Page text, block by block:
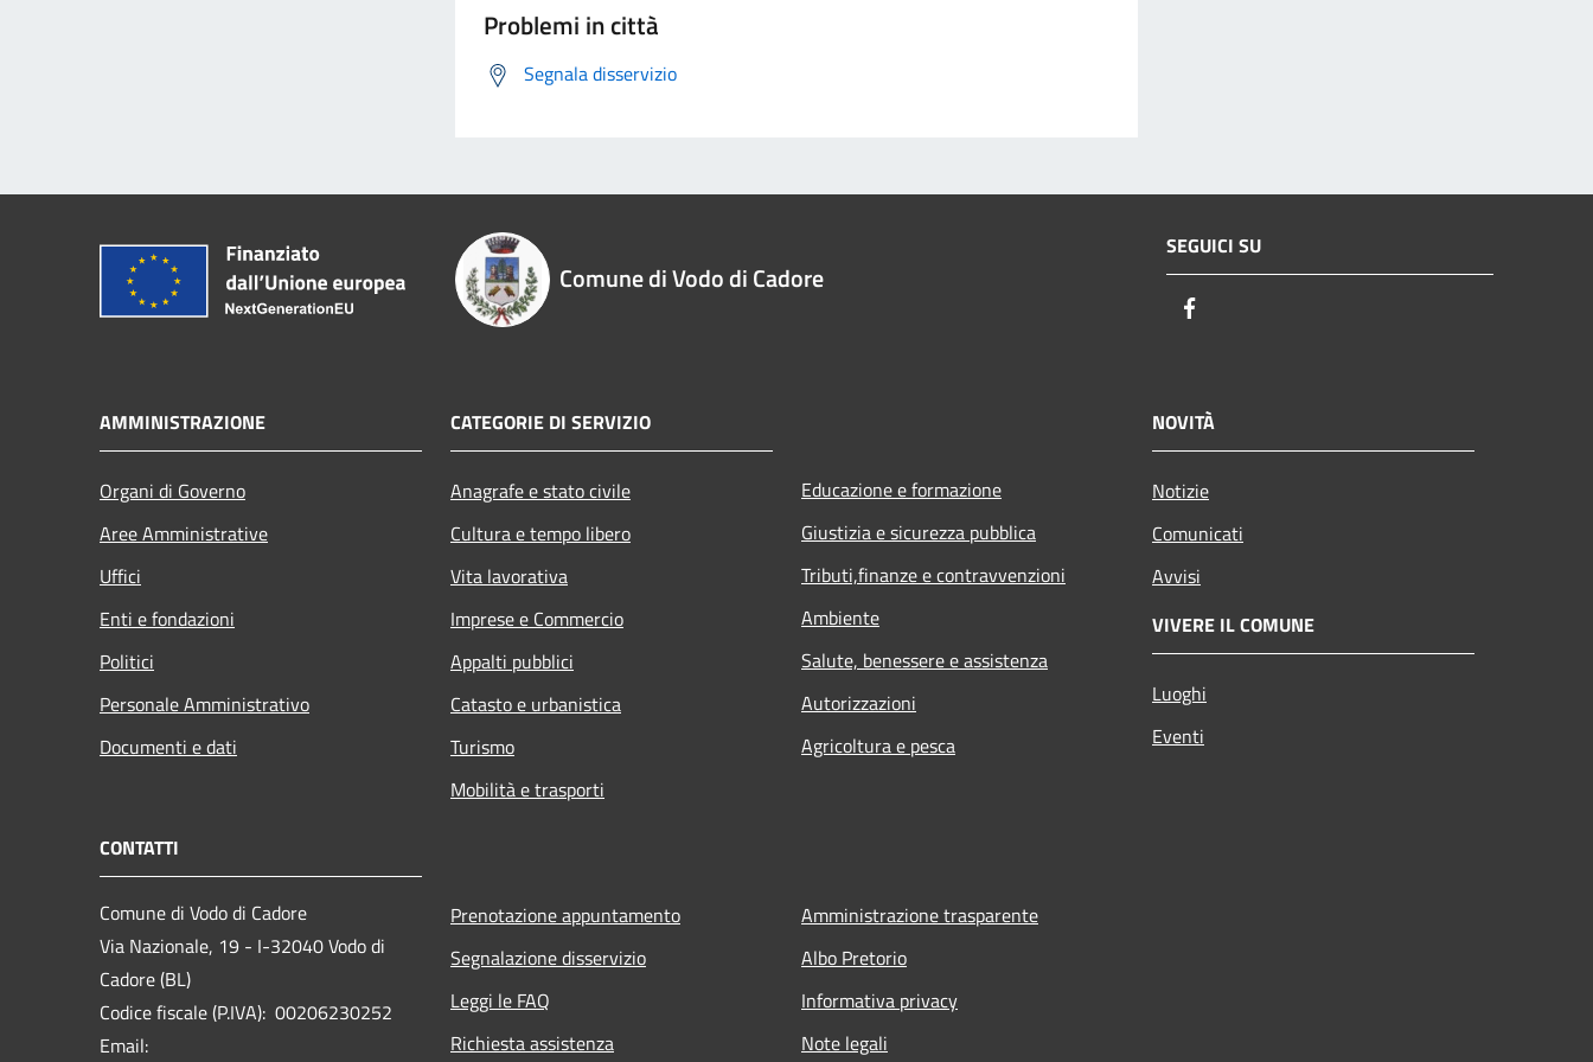
Problemi in città
Segnala disservizio
Comune di Vodo di Cadore
SEGUICI SU
AMMINISTRAZIONE
Organi di Governo
Aree Amministrative
Uffici
Enti e fondazioni
Politici
Personale Amministrativo
Documenti e dati
CATEGORIE DI SERVIZIO
Anagrafe e stato civile
Cultura e tempo libero
Vita lavorativa
Imprese e Commercio
Appalti pubblici
Catasto e urbanistica
Turismo
Mobilità e trasporti
Educazione e formazione
Giustizia e sicurezza pubblica
Tributi,finanze e contravvenzioni
Ambiente
Salute, benessere e assistenza
Autorizzazioni
Agricoltura e pesca
NOVITÀ
Notizie
Comunicati
Avvisi
VIVERE IL COMUNE
Luoghi
Eventi
CONTATTI
Comune di Vodo di Cadore
Via Nazionale, 19 - I-32040 Vodo di
Cadore (BL)
Codice fiscale (P.IVA): 00206230252
Email:
Prenotazione appuntamento
Segnalazione disservizio
Leggi le FAQ
Richiesta assistenza
Amministrazione trasparente
Albo Pretorio
Informativa privacy
Note legali